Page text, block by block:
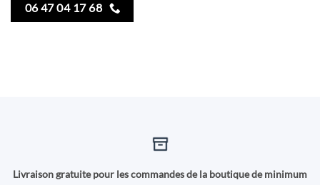
06 47 04 17 68
Livraison gratuite pour les commandes de la boutique de minimum